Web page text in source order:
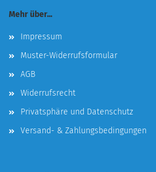
Mehr über...
Impressum
Muster-Widerrufsformular
AGB
Widerrufsrecht
Privatsphäre und Datenschutz
Versand- & Zahlungsbedingungen